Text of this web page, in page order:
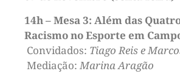
14h – Mesa 3: Além das
Racismo no Esporte em
Convidados: Tiago Reis e
Mediação: Marina Aragão